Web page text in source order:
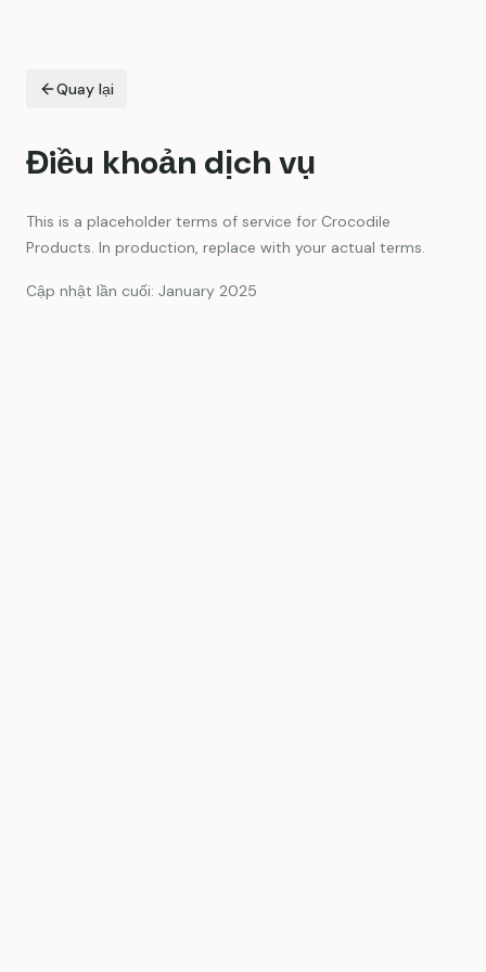
Quay lại
Điều khoản dịch vụ
This is a placeholder terms of service for Crocodile
Products. In production, replace with your actual terms.
Cập nhật lần cuối: January 2025